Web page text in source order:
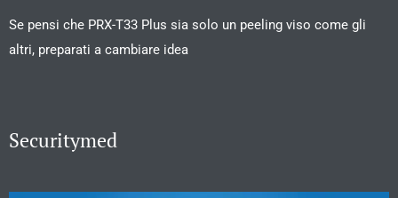
Se pensi che PRX-T33 Plus sia solo un peeling viso come gli
altri, preparati a cambiare idea
Securitymed